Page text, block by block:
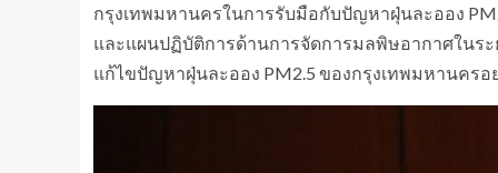
กรุงเทพมหานครในการรับมือกับปัญหาฝุ่นละออง
และแผนปฏิบัติการด้านการจัดการมลพิษอากาศในร
แก้ไขปัญหาฝุ่นละออง PM2.5 ของกรุงเทพมหานครอ